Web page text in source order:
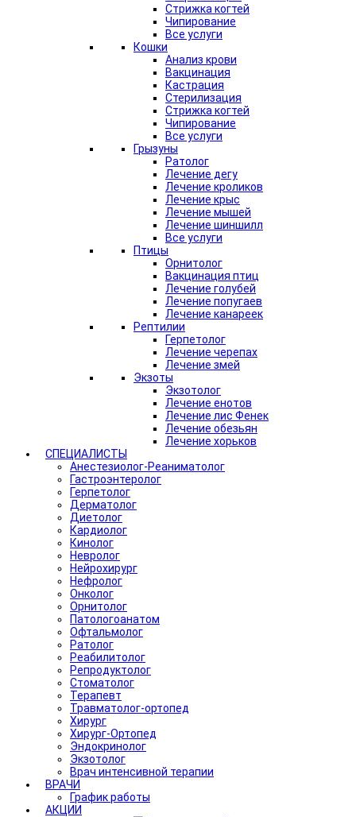
Стрижка когтей
Чипирование
Все услуги
Кошки
Анализ крови
Вакцинация
Кастрация
Стерилизация
Стрижка когтей
Чипирование
Все услуги
Грызуны
Ратолог
Лечение дегу
Лечение кроликов
Лечение крыс
Лечение мышей
Лечение шиншилл
Все услуги
Птицы
Орнитолог
Вакцинация птиц
Лечение голубей
Лечение попугаев
Лечение канареек
Рептилии
Герпетолог
Лечение черепах
Лечение змей
Экзоты
Экзотолог
Лечение енотов
Лечение лис Фенек
Лечение обезьян
Лечение хорьков
СПЕЦИАЛИСТЫ
Анестезиолог-Реаниматолог
Гастроэнтеролог
Герпетолог
Дерматолог
Диетолог
Кардиолог
Кинолог
Невролог
Нейрохирург
Нефролог
Онколог
Орнитолог
Патологоанатом
Офтальмолог
Ратолог
Реабилитолог
Репродуктолог
Стоматолог
Терапевт
Травматолог-ортопед
Хирург
Хирург-Ортопед
Эндокринолог
Экзотолог
Врач интенсивной терапии
ВРАЧИ
График работы
АКЦИИ